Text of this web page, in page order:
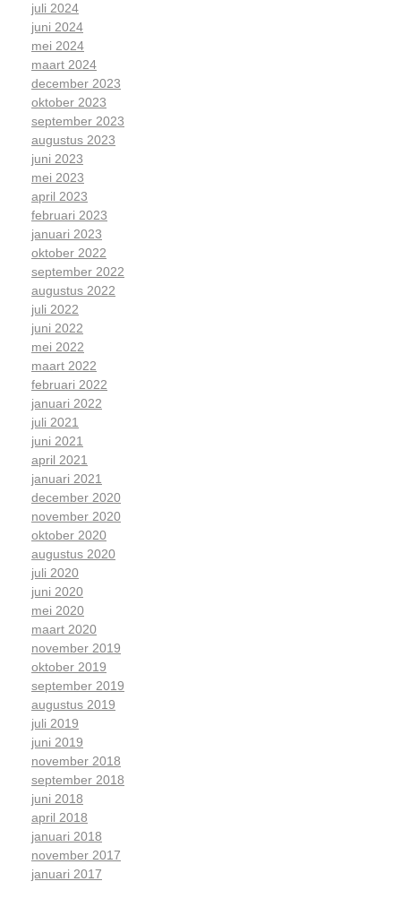
juli 2024
juni 2024
mei 2024
maart 2024
december 2023
oktober 2023
september 2023
augustus 2023
juni 2023
mei 2023
april 2023
februari 2023
januari 2023
oktober 2022
september 2022
augustus 2022
juli 2022
juni 2022
mei 2022
maart 2022
februari 2022
januari 2022
juli 2021
juni 2021
april 2021
januari 2021
december 2020
november 2020
oktober 2020
augustus 2020
juli 2020
juni 2020
mei 2020
maart 2020
november 2019
oktober 2019
september 2019
augustus 2019
juli 2019
juni 2019
november 2018
september 2018
juni 2018
april 2018
januari 2018
november 2017
januari 2017